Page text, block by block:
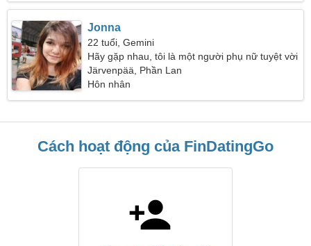
Jonna
22 tuổi, Gemini
Hãy gặp nhau, tôi là một người phụ nữ tuyệt vời
Järvenpää, Phần Lan
Hôn nhân
Cách hoạt động của FinDatingGo